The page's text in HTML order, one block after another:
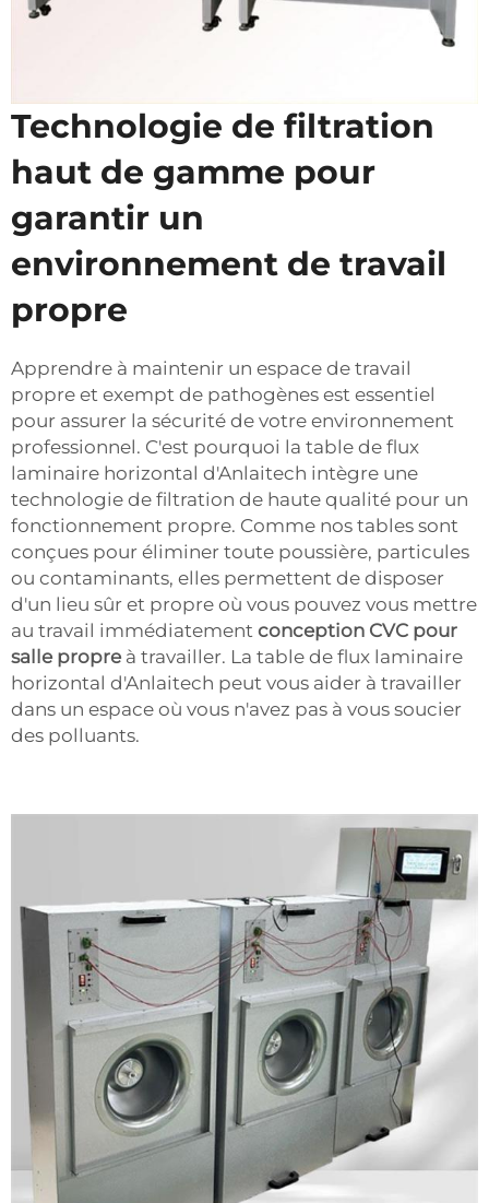
Technologie de filtration
haut de gamme pour
garantir un
environnement de travail
propre
Apprendre à maintenir un espace de travail
propre et exempt de pathogènes est essentiel
pour assurer la sécurité de votre environnement
professionnel. C'est pourquoi la table de flux
laminaire horizontal d'Anlaitech intègre une
technologie de filtration de haute qualité pour un
fonctionnement propre. Comme nos tables sont
conçues pour éliminer toute poussière, particules
ou contaminants, elles permettent de disposer
d'un lieu sûr et propre où vous pouvez vous mettre
au travail immédiatement conception CVC pour
salle propre à travailler. La table de flux laminaire
horizontal d'Anlaitech peut vous aider à travailler
dans un espace où vous n'avez pas à vous soucier
des polluants.